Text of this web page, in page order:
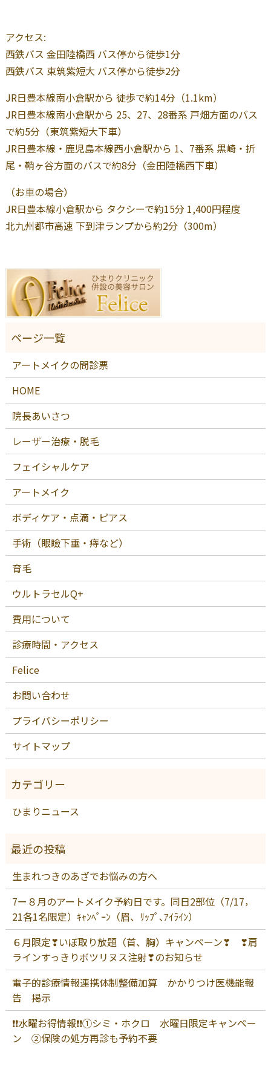
アクセス:
西鉄バス 金田陸橋西 バス停から徒歩1分
西鉄バス 東筑紫短大 バス停から徒歩2分
JR日豊本線南小倉駅から 徒歩で約14分（1.1km）
JR日豊本線南小倉駅から 25、27、28番系 戸畑方面のバス
で約5分（東筑紫短大下車）
JR日豊本線・鹿児島本線西小倉駅から 1、7番系 黒崎・折
尾・鞘ヶ谷方面のバスで約8分（金田陸橋西下車）
（お車の場合）
JR日豊本線小倉駅から タクシーで約15分 1,400円程度
北九州都市高速 下到津ランプから約2分（300m）
アートメイクの問診票
HOME
院長あいさつ
レーザー治療・脱毛
フェイシャルケア
アートメイク
ボディケア・点滴・ピアス
手術（眼瞼下垂・痔など）
育毛
ウルトラセルQ+
費用について
診療時間・アクセス
Felice
お問い合わせ
プライバシーポリシー
サイトマップ
ひまりニュース
生まれつきのあざでお悩みの方へ
7ー８月のアートメイク予約日です。同日2部位（7/17，
21各1名限定）ｷｬﾝﾍﾟｰﾝ（眉、ﾘｯﾌﾟ､ｱｲﾗｲﾝ）
６月限定❣いぼ取り放題（首、胸）キャンペーン❣ ❣肩
ラインすっきりボツリヌス注射❣のお知らせ
電子的診療情報連携体制整備加算 かかりつけ医機能報
告 掲示
❗❗水曜お得情報❗❗①シミ・ホクロ 水曜日限定キャンペー
ン ②保険の処方再診も予約不要